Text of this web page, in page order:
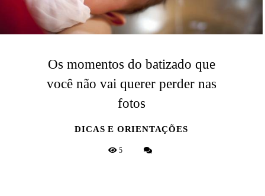
Os momentos do batizado que
você não vai querer perder nas
fotos
DICAS E ORIENTAÇÕES
5